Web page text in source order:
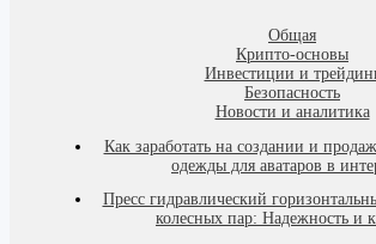
Общая
Крипто-основы
Инвестиции и
Безопасность
Новости и аналитика
Как заработать на создании и
одежды для аватаров в
Пресс гидравлический
колесных пар: Надежность и